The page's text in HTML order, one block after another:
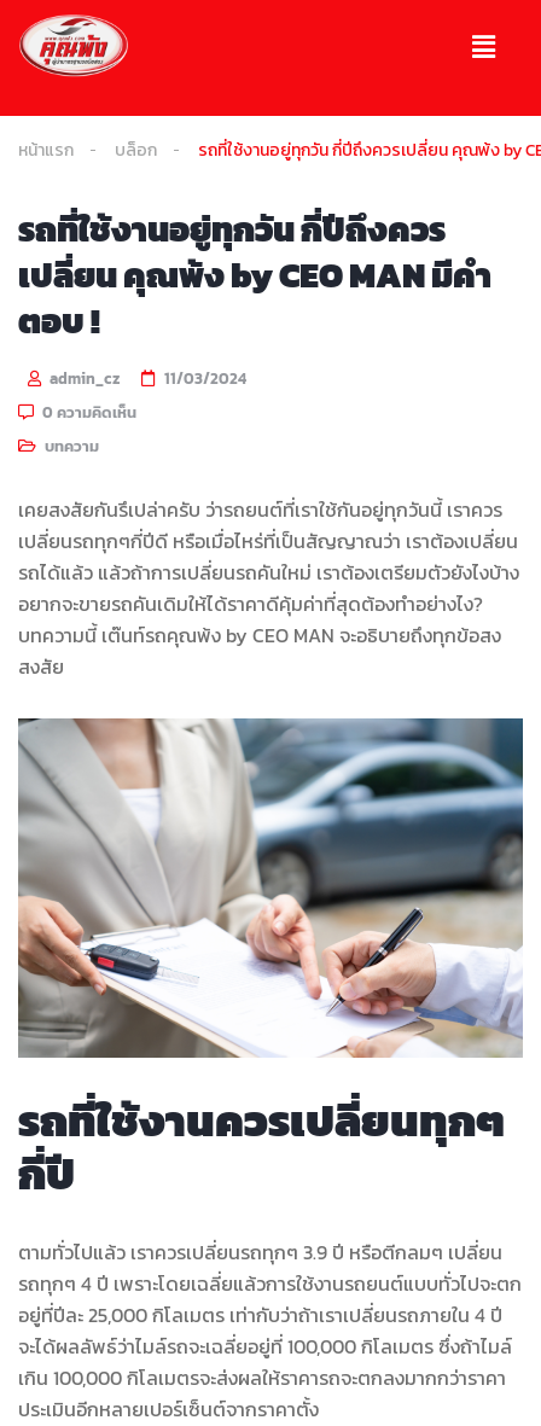
หน้าแรก บล็อก รถที่ใช้งานอยู่ทุกวัน กี่ปีถึงควรเปลี่ยน คุณพ้ง by
รถที่ใช้งานอยู่ทุกวัน กี่ปีถึงควร
เปลี่ยน คุณพ้ง by CEO MAN มีคำ
ตอบ !
admin_cz
11/03/2024
0 ความคิดเห็น
บทความ
เคยสงสัยกันรึเปล่าครับ ว่ารถยนต์ที่เราใช้กันอยู่ทุกวันนี้ เราควร
เปลี่ยนรถทุกๆกี่ปีดี หรือเมื่อไหร่ที่เป็นสัญญาณว่า เราต้องเปลี่ยน
รถได้แล้ว แล้วถ้าการเปลี่ยนรถคันใหม่ เราต้องเตรียมตัวยังไงบ้าง
อยากจะขายรถคันเดิมให้ได้ราคาดีคุ้มค่าที่สุดต้องทำอย่างไง?
บทความนี้ เต๊นท์รถคุณพ้ง by CEO MAN จะอธิบายถึงทุกข้อสง
สงสัย
รถที่ใช้งานควรเปลี่ยนทุกๆ
กี่ปี
ตามทั่วไปแล้ว เราควรเปลี่ยนรถทุกๆ 3.9 ปี หรือตีกลมๆ เปลี่ยน
รถทุกๆ 4 ปี เพราะโดยเฉลี่ยแล้วการใช้งานรถยนต์แบบทั่วไปจะตก
อยู่ที่ปีละ 25,000 กิโลเมตร เท่ากับว่าถ้าเราเปลี่ยนรถภายใน 4 ปี
จะได้ผลลัพธ์ว่าไมล์รถจะเฉลี่ยอยู่ที่ 100,000 กิโลเมตร ซึ่งถ้าไมล์
เกิน 100,000 กิโลเมตรจะส่งผลให้ราคารถจะตกลงมากกว่าราคา
ประเมินอีกหลายเปอร์เซ็นต์จากราคาตั้ง